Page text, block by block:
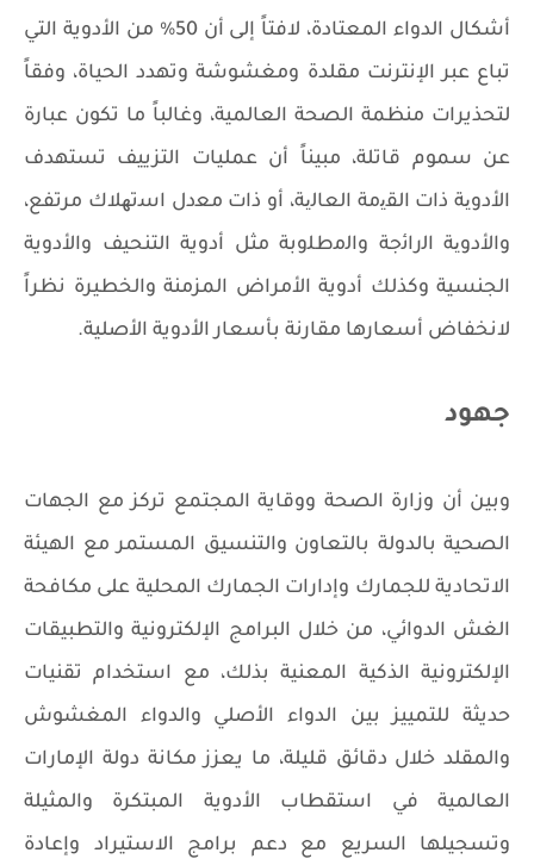
أشكال الدواء المعتادة، لافتاً إلى أن 50% من الأدوية التي
تباع عبر الإنترنت مقلدة ومغشوشة وتهدد الحياة، وفقاً
لتحذيرات منظمة الصحة العالمية، وغالباً ما تكون عبارة
عن سموم قاتلة، مبيناً أن عمليات التزييف تستهدف
اﻷدوﯾﺔ ذات اﻟﻘﯾﻣﺔ اﻟﻌﺎﻟﯾﺔ، أو ذات ﻣﻌدل اﺳﺗﮭﻼك مرتفع،
واﻷدوﯾﺔ اﻟراﺋﺟﺔ واﻟﻣطﻠوﺑﺔ مثل أدوية التنحيف والأدوية
الجنسية وكذلك أدوية الأمراض المزمنة والخطيرة نظراً
لانخفاض أسعارها مقارنة بأسعار الأدوية الأصلية.
جهود
وبين أن وزارة الصحة ووقاية المجتمع تركز مع الجهات
الصحية بالدولة بالتعاون والتنسيق المستمر مع الهيئة
الاتحادية للجمارك وإدارات الجمارك المحلية على مكافحة
الغش الدوائي، من خلال البرامج الإلكترونية والتطبيقات
الإلكترونية الذكية المعنية بذلك، مع استخدام تقنيات
حديثة للتمييز بين الدواء الأصلي والدواء المغشوش
والمقلد خلال دقائق قليلة، ما يعزز مكانة دولة الإمارات
العالمية في استقطاب الأدوية المبتكرة والمثيلة
وتسجيلها السريع مع دعم برامج الاستيراد وإعادة